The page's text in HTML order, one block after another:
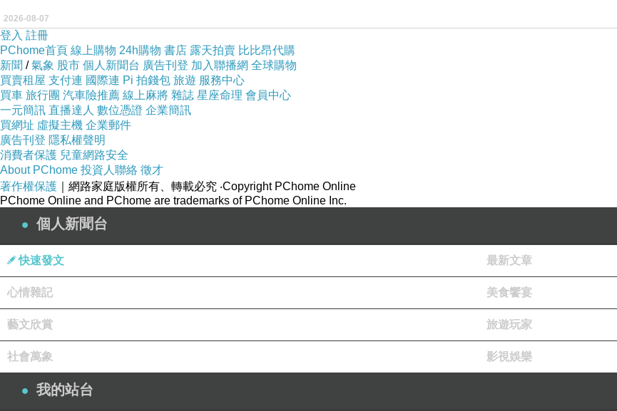
2026-08-07
登入 註冊
PChome首頁 線上購物 24h購物 書店 露天拍賣 比比昂代購
新聞 /氣象 股市 個人新聞台 廣告刊登 加入聯播網 全球購物
買賣租屋 支付連 國際連 Pi 拍錢包 旅遊 服務中心
買車 旅行團 汽車險推薦 線上麻將 雜誌 星座命理 會員中心
一元簡訊 直播達人 數位憑證 企業簡訊
買網址 虛擬主機 企業郵件
廣告刊登 隱私權聲明
消費者保護 兒童網路安全
About PChome 投資人聯絡 徵才
著作權保護 ｜網路家庭版權所有、轉載必究 ‧Copyright PChome Online
PChome Online and PChome are trademarks of PChome Online Inc.
個人新聞台
快速發文 最新文章
心情雜記 美食饗宴
藝文欣賞 旅遊玩家
社會萬象 影視娛樂
我的站台